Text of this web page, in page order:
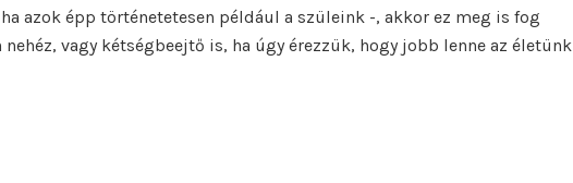
azok épp történetetesen például a szüleink -, akkor ez meg is fog
vagy kétségbeejtő is, ha úgy érezzük, hogy jobb lenne az életünk